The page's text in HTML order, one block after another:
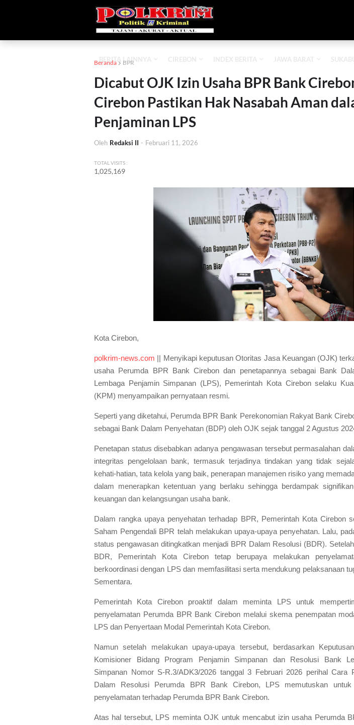
BERITA LAINNYA CIREBON INDEX BERITA JAWA BARAT
Beranda BPR
Dicabut OJK Izin Usaha BPR Bank
Cirebon Pastikan Hak Nasabah Aman
Penjaminan LPS
Oleh Redaksi II - Februari 11, 2026
TOTAL VISITS :
1,025,169
Kota Cirebon,
polkrim-news.com || Menyikapi keputusan Otoritas Jasa Keuangan (OJK)
usaha Perumda BPR Bank Cirebon dan penetapannya sebagai Bank
Lembaga Penjamin Simpanan (LPS), Pemerintah Kota Cirebon selaku
(KPM) menyampaikan pernyataan resmi.
Seperti yang diketahui, Perumda BPR Bank Perekonomian Rakyat Bank
sebagai Bank Dalam Penyehatan (BDP) oleh OJK sejak tanggal 2 Agustus
Penetapan status disebabkan adanya pengawasan tersebut permasalahan
integritas pengelolaan bank, termasuk terjadinya tindakan yang tidak
kehati-hatian, tata kelola yang baik, penerapan manajemen risiko yang
dalam menerapkan ketentuan yang berlaku sehingga berdampak
keuangan dan kelangsungan usaha bank.
Dalam rangka upaya penyehatan terhadap BPR, Pemerintah Kota Cirebon
Saham Pengendali BPR telah melakukan upaya-upaya penyehatan. Lalu,
status pengawasan ditingkatkan menjadi BPR Dalam Resolusi (BDR).
BDR, Pemerintah Kota Cirebon tetap berupaya melakukan
berkoordinasi dengan LPS dan memfasilitasi serta mendukung pelaksanaan
Sementara.
Pemerintah Kota Cirebon proaktif dalam meminta LPS untuk
penyelamatan Perumda BPR Bank Cirebon melalui skema penempatan
LPS dan Penyertaan Modal Pemerintah Kota Cirebon.
Namun setelah melakukan upaya-upaya tersebut, berdasarkan
Komisioner Bidang Program Penjamin Simpanan dan Resolusi Bank
Simpanan Nomor S-R.3/ADK3/2026 tanggal 3 Februari 2026 perihal Cara
Dalam Resolusi Perumda BPR Bank Cirebon, LPS memutuskan
penyelamatan terhadap Perumda BPR Bank Cirebon.
Atas hal tersebut, LPS meminta OJK untuk mencabut izin usaha Perumda